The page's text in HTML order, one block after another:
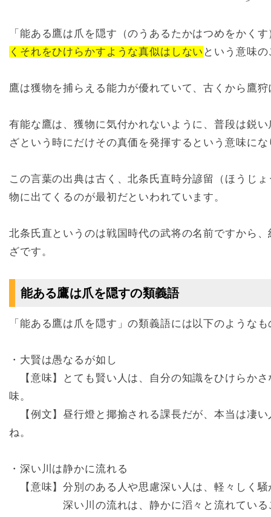
「能ある鷹は爪を隠す（のうあるたかはつめをかく
くそれをひけらかすような真似はしない という意味
鷹は獲物を捕らえる能力が優れていて、古くから鷹
有能な鷹は、獲物に気付かれないように、普段は鋭
ざという時にだけその真価を発揮するという意味に
この言葉の出典は古く、北条氏直時分諺留（ほうじ
物に出てくるのが最初だといわれています。
北条氏直というのは戦国時代の武将の名前ですから
ざです。
能ある鷹は爪を隠すの類義語
「能ある鷹は爪を隠す」の類義語には以下のような
・大賢は愚なるが如し
【意味】とても賢い人は、自分の知識をひけらか
味。
【例文】昼行燈と揶揄される課長だが、本当は凄
ね。
・深い川は静かに流れる
【意味】分別のある人や思慮深い人は、軽々しく騒
深い川の流れは、静かに滔々と流れている